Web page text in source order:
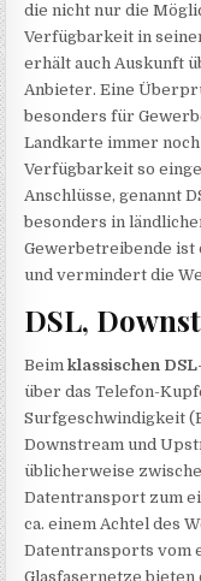
die nicht nur die
Verfügbarkeit in
erhält auch Auskunft
Anbieter. Eine
besonders für
Landkarte immer
Verfügbarkeit so
Anschlüsse, genannt
besonders in
Gewerbetreibende ist
und vermindert die
DSL,
Beimklassischen
über das Telefon-
Surfgeschwindigkeit
Downstream und
üblicherweise
Datentransport zum
ca. einem Achtel des
Datentransports vom
Glasfasernetze